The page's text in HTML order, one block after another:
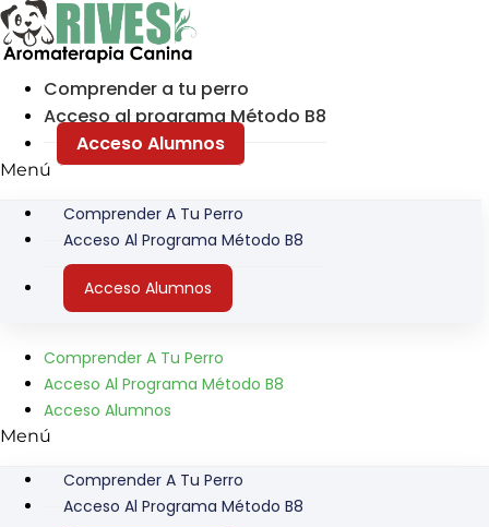
Ir
al
contenido
Comprender a tu perro
Acceso al programa Método B8
Acceso Alumnos
Menú
Comprender A Tu Perro
Acceso Al Programa Método B8
Acceso Alumnos
Comprender A Tu Perro
Acceso Al Programa Método B8
Acceso Alumnos
Menú
Comprender A Tu Perro
Acceso Al Programa Método B8